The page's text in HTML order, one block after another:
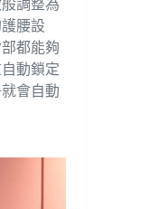
調整為
腰設
都能夠
動鎖定
會自動